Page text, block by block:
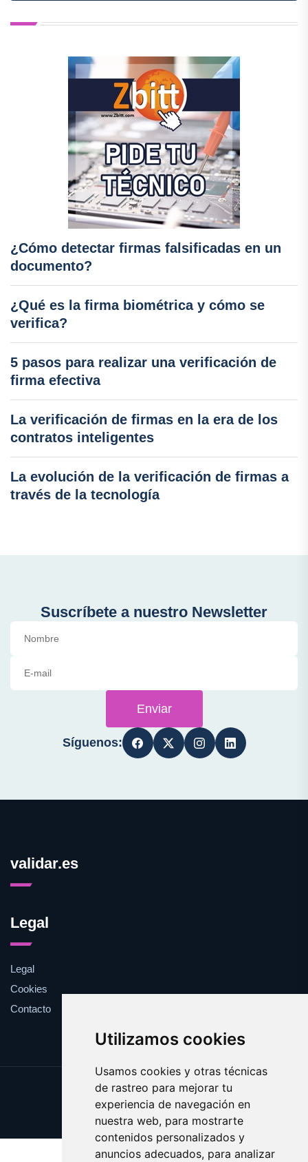
Utilizamos cookies
Usamos cookies y otras técnicas
de rastreo para mejorar tu
experiencia de navegación en
nuestra web, para mostrarte
contenidos personalizados y
anuncios adecuados, para analizar
¿Cómo detectar firmas falsificadas en un
documento?
¿Qué es la firma biométrica y cómo se
verifica?
5 pasos para realizar una verificación de
firma efectiva
La verificación de firmas en la era de los
contratos inteligentes
La evolución de la verificación de firmas a
través de la tecnología
Suscríbete a nuestro Newsletter
Enviar
Síguenos:
validar.es
Legal
Legal
Cookies
Contacto
Update cookies preferences
Copyright © 2025 validar.es